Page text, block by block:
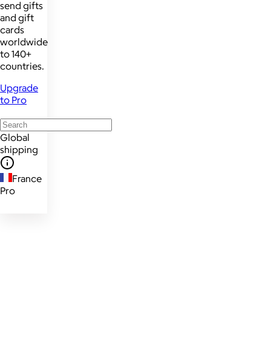
send gifts
and gift
cards
worldwide
to 140+
countries.
Upgrade
to Pro
Global
shipping
France
Pro